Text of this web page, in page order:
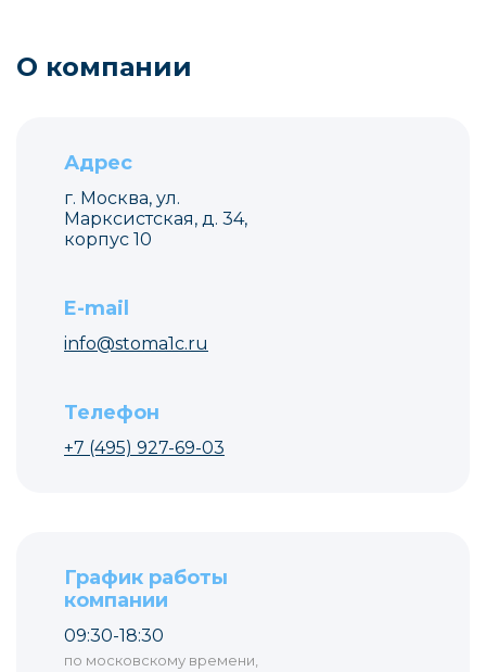
О компании
Адрес
г. Москва, ул.
Марксистская, д. 34,
корпус 10
E-mail
info@stoma1c.ru
Телефон
+7 (495) 927-69-03
График работы
компании
09:30-18:30
по московскому времени,